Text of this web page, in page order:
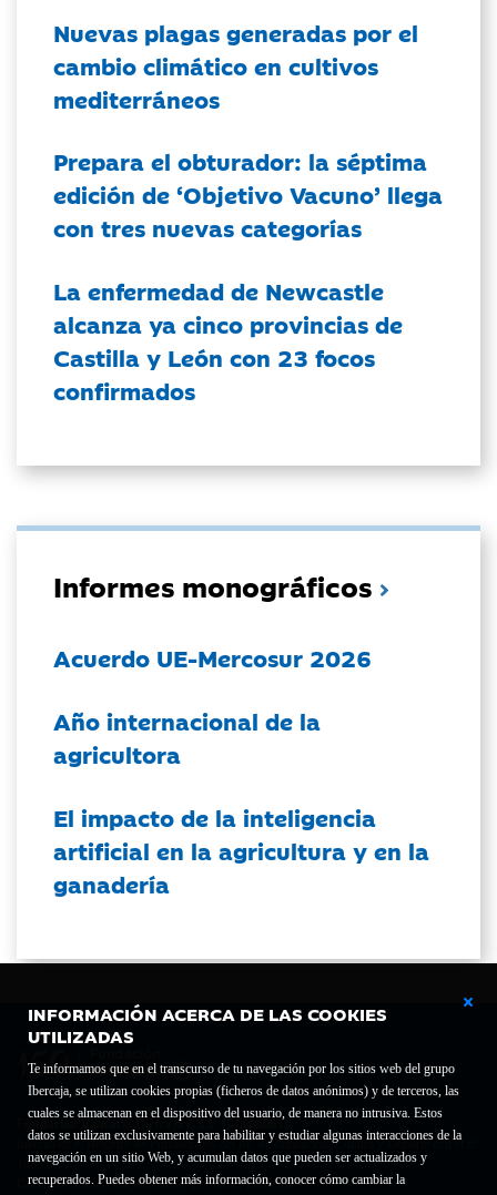
INFORMACIÓN ACERCA DE LAS COOKIES
UTILIZADAS
Te informamos que en el transcurso de tu navegación por los sitios web del grupo
Ibercaja, se utilizan cookies propias (ficheros de datos anónimos) y de terceros, las
cuales se almacenan en el dispositivo del usuario, de manera no intrusiva. Estos
datos se utilizan exclusivamente para habilitar y estudiar algunas interacciones de la
navegación en un sitio Web, y acumulan datos que pueden ser actualizados y
recuperados. Puedes obtener más información, conocer cómo cambiar la
Nuevas plagas generadas por el
cambio climático en cultivos
mediterráneos
Prepara el obturador: la séptima
edición de ‘Objetivo Vacuno’ llega
con tres nuevas categorías
La enfermedad de Newcastle
alcanza ya cinco provincias de
Castilla y León con 23 focos
confirmados
Informes monográficos
Acuerdo UE-Mercosur 2026
Año internacional de la
agricultora
El impacto de la inteligencia
artificial en la agricultura y en la
ganadería
Fundación Bancaria Ibercaja C.I.F. G-50000652.
Inscrita en el Registro de Fundaciones del Mº de Educación, Cultura y Deporte con el nº
1689.
Domicilio social: Joaquín Costa, 13. 50001 Zaragoza.